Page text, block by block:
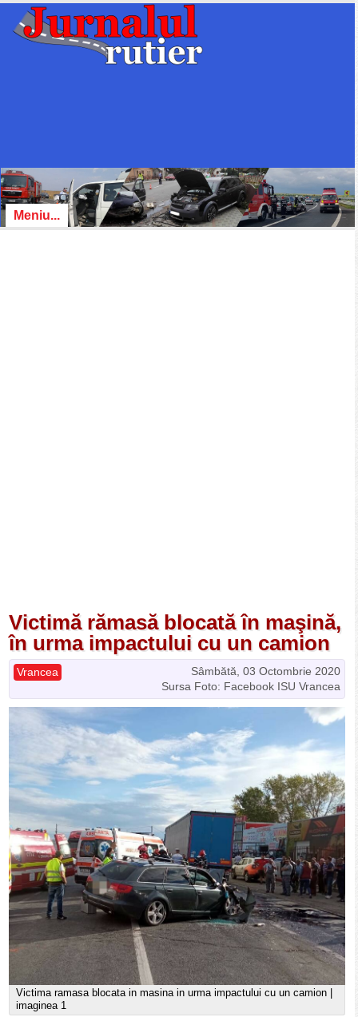
Meniu...
Victimă rămasă blocată în maşină,
în urma impactului cu un camion
Sâmbătă, 03 Octombrie 2020
Vrancea
Sursa Foto: Facebook ISU Vrancea
Victima ramasa blocata in masina in urma impactului cu un camion |
imaginea 1